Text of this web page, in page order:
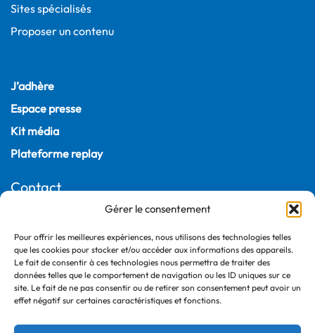
Gérer le consentement
Pour offrir les meilleures expériences, nous utilisons des technologies telles
que les cookies pour stocker et/ou accéder aux informations des appareils.
Le fait de consentir à ces technologies nous permettra de traiter des
données telles que le comportement de navigation ou les ID uniques sur ce
site. Le fait de ne pas consentir ou de retirer son consentement peut avoir un
effet négatif sur certaines caractéristiques et fonctions.
Sites spécialisés
Proposer un contenu
J’adhère
Espace presse
Kit média
Plateforme replay
Contact
75009 Paris – France
+33 (0)1 55 04 05 03